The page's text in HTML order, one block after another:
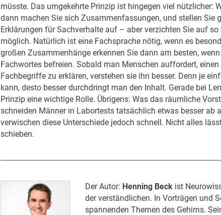
müsste. Das umgekehrte Prinzip ist hingegen viel nützlicher:
dann machen Sie sich Zusammenfassungen, und stellen Sie
Erklärungen für Sachverhalte auf – aber verzichten Sie auf
möglich. Natürlich ist eine Fachsprache nötig, wenn es
großen Zusammenhänge erkennen Sie dann am besten,
Fachwortes befreien. Sobald man Menschen auffordert,
Fachbegriffe zu erklären, verstehen sie ihn besser. Denn je
kann, desto besser durchdringt man den Inhalt. Gerade bei
Prinzip eine wichtige Rolle. Übrigens: Was das räumliche
schneiden Männer in Labortests tatsächlich etwas besser ab
verwischen diese Unterschiede jedoch schnell. Nicht alles
schieben.
Der Autor: Henning Beck ist
der verständlichen. In Vorträgen und
spannenden Themen des Gehirns.